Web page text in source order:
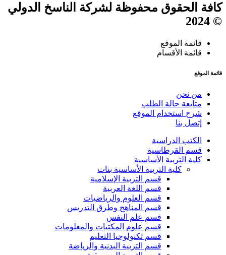
كافة الحقوق محفوظة لشركة الناسخ الدولي
© 2024
قائمة الموقع
قائمة الأقسام
قائمة الموقع
من نحن
متابعة حالة الطلب
شرح استخدام الموقع
إتصل بنا
الكتب الدراسية
قسم القرطاسية
كلية التربية الأساسية
كلية التربية الأساسية بنات
قسم التربية الإسلامية
قسم اللغة العربية
قسم العلوم والرياضيات
قسم المناهج وطرق التدريس
قسم علم النفس
قسم علوم المكتبات والمعلومات
قسم تكنولوجيا التعليم
قسم التربية البدنية والرياضة